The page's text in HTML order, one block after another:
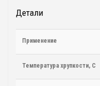
Детали
Применение
Температура хрупкости, С